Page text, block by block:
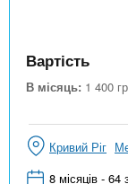
Вартість
В місяць: 1 400
Кривий Ріг
8 місяців - 64